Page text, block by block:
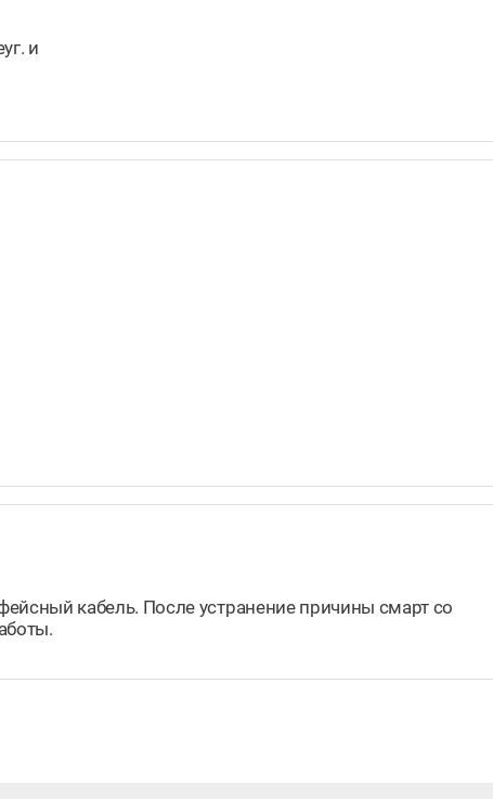
и
кабель. После устранение причины смарт со